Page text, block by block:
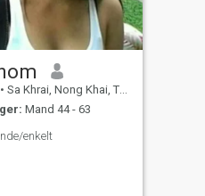
• Sa Khrai, Nong Khai, Thailand
Mand 44 - 63
enkelt